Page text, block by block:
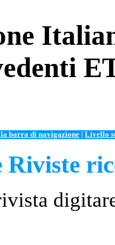
barra di navigazione Livello
Riviste